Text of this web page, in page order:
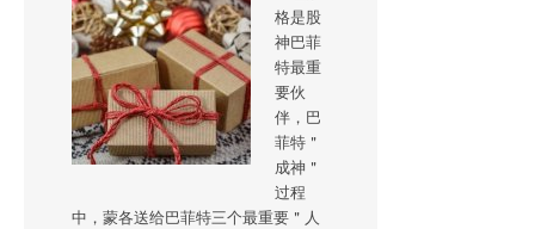
格是股
神巴菲
特最重
要伙
伴，巴
菲特＂
成神＂
过程
中，蒙各送给巴菲特三个最重要＂人